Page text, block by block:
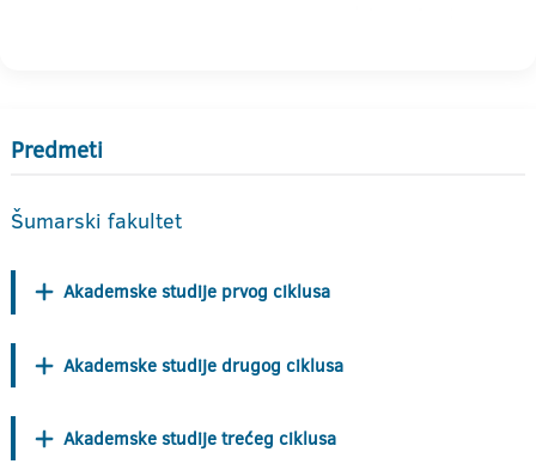
Predmeti
Šumarski fakultet
Akademske studije prvog ciklusa
Akademske studije drugog ciklusa
Akademske studije trećeg ciklusa